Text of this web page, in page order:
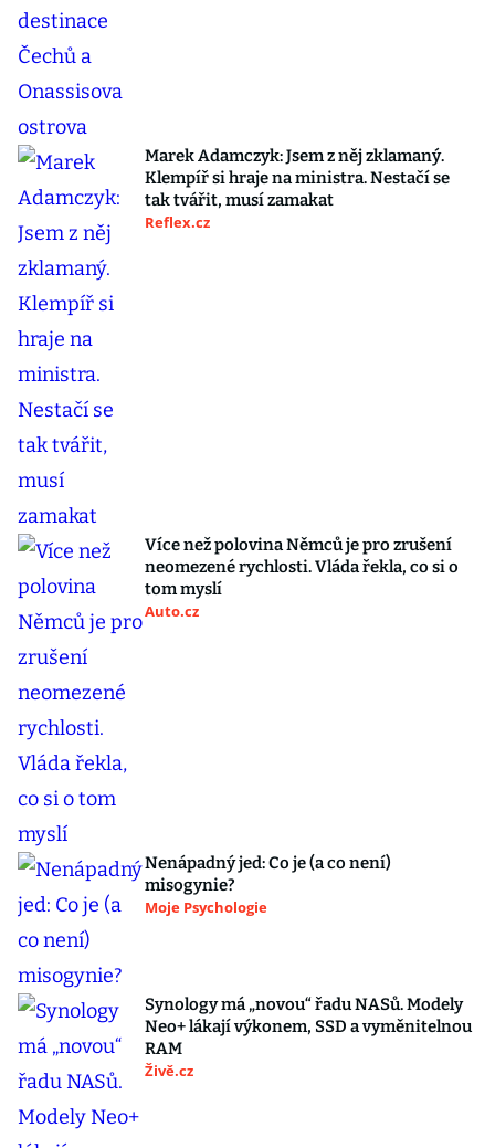
Marek Adamczyk: Jsem z něj zklamaný.
Klempíř si hraje na ministra. Nestačí se
tak tvářit, musí zamakat
Reflex.cz
Více než polovina Němců je pro zrušení
neomezené rychlosti. Vláda řekla, co si o
tom myslí
Auto.cz
Nenápadný jed: Co je (a co není)
misogynie?
Moje Psychologie
Synology má „novou“ řadu NASů. Modely
Neo+ lákají výkonem, SSD a vyměnitelnou
RAM
Živě.cz